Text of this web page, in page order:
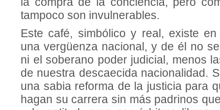
tampoco son invulne­rables.
Este café, simbólico y real, existe
una vergüenza nacional, y de él no
ni el soberano poder judicial, menos
de nuestra descaecida nacionalidad.
una sabia re­forma de la justicia para
hagan su carrera sin más padrinos